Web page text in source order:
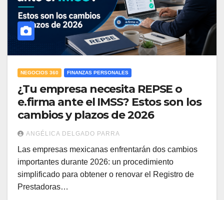
NEGOCIOS 360 FINANZAS PERSONALES
¿Tu empresa necesita REPSE o
e.firma ante el IMSS? Estos son los
cambios y plazos de 2026
ANGÉLICA DELGADO PARRA
Las empresas mexicanas enfrentarán dos cambios
importantes durante 2026: un procedimiento
simplificado para obtener o renovar el Registro de
Prestadoras…